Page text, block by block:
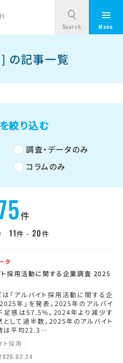
の記事一覧
絞り込む
調査・データのみ
コラムのみ
件
11件 - 20件
タ
ト採用活動に関する企業調査 2025
は「アルバイト採用活動に関する企
年」を発表。2025年のアルバイ
足感は57.5%。2024年より減少す
として過半数。2025年のアルバイト
は平均22.3…
ト採用